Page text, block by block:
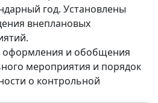
год. Установлены
внеплановых
оформления и обобщения
мероприятия и порядок
о контрольной